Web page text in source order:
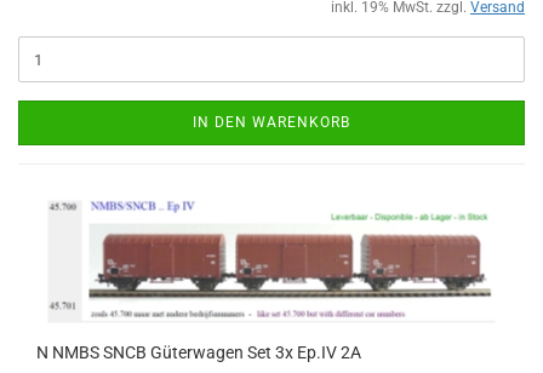
inkl. 19% MwSt. zzgl. Versand
IN DEN WARENKORB
N NMBS SNCB Güterwagen Set 3x Ep.IV 2A